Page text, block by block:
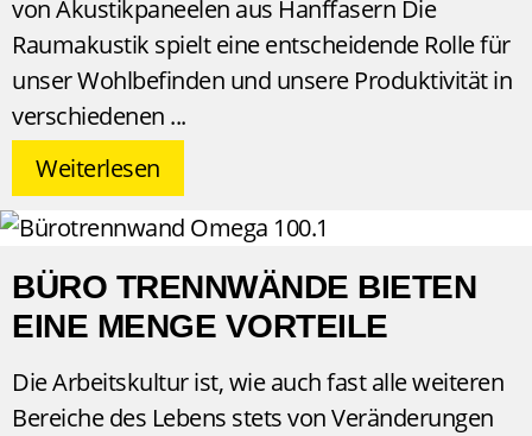
von Akustikpaneelen aus Hanffasern Die
Raumakustik spielt eine entscheidende Rolle für
unser Wohlbefinden und unsere Produktivität in
verschiedenen
Weiterlesen
BÜRO TRENNWÄNDE BIETEN
EINE MENGE VORTEILE
Die Arbeitskultur ist, wie auch fast alle weiteren
Bereiche des Lebens stets von Veränderungen